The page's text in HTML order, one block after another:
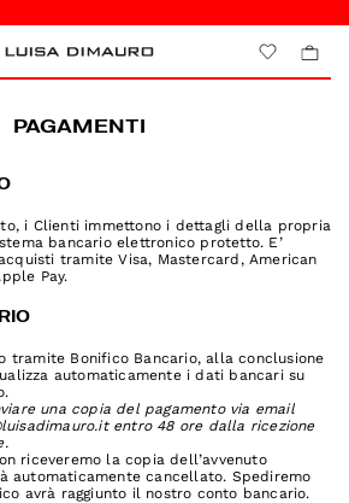
0
PAGAMENTI
i Clienti immettono i dettagli della propria
bancario elettronico protetto. E’
tramite Visa, Mastercard, American
Pay.
tramite Bonifico Bancario, alla conclusione
automaticamente i dati bancari su
una copia del pagamento via email
entro 48 ore dalla ricezione
riceveremo la copia dell’avvenuto
automaticamente cancellato. Spediremo
avrà raggiunto il nostro conto bancario.